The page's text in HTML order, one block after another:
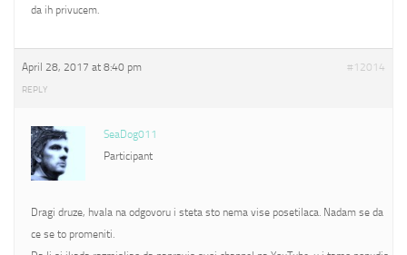
da ih privucem.
April 28, 2017 at 8:40 pm #12014
REPLY
SeaDog011
Participant
Dragi druze, hvala na odgovoru i steta sto nema vise posetilaca. Nadam se da
ce se to promeniti.